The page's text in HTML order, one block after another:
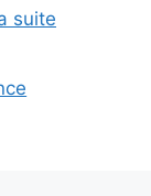
suite